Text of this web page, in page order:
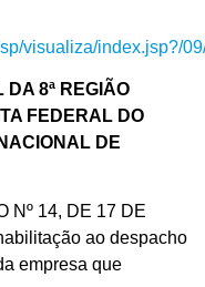
visualiza/index.jsp?/
8ª REGIÃO
FEDERAL DO
DE
Nº 14, DE 17 DE
ao despacho
empresa que